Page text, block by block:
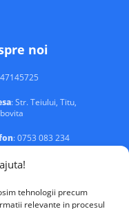
tehnologii precum
relevante in procesul
noi
: Str. Teiului, Titu,
: 0753 083 234
: contact@echipamente-